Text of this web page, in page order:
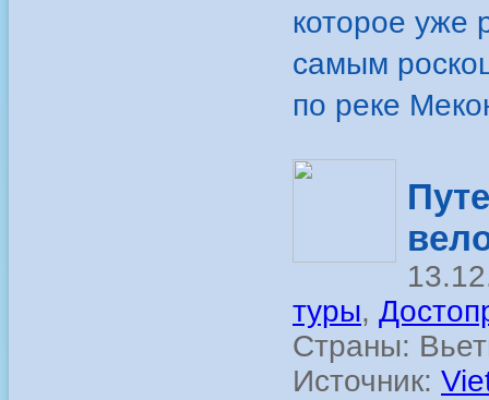
которое уже
самым
по реке
туры,
Страны:
Источник: